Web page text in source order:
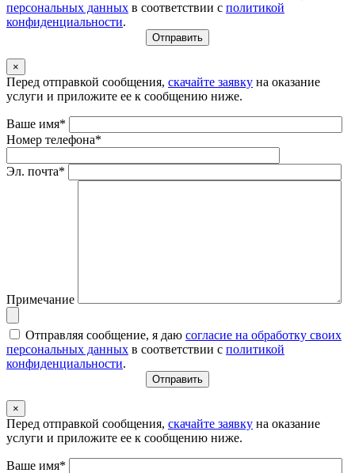
персональных данных в соответствии с политикой
конфиденциальности.
×
Перед отправкой сообщения, скачайте заявку на оказание
услуги и приложите ее к сообщению ниже.
Ваше имя*
Номер телефона*
Эл. почта*
Примечание
Отправляя сообщение, я даю согласие на обработку своих
персональных данных в соответствии с политикой
конфиденциальности.
×
Перед отправкой сообщения, скачайте заявку на оказание
услуги и приложите ее к сообщению ниже.
Ваше имя*